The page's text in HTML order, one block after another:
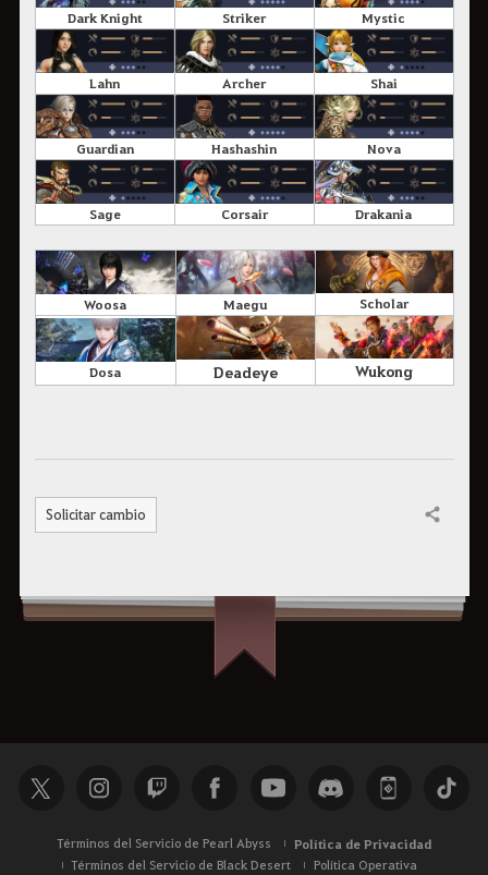
Dark Knight Striker Mystic
Lahn Archer Shai
Guardian Hashashin Nova
Sage Corsair Drakania
Woosa Maegu Scholar
Dosa Deadeye Wukong
Solicitar cambio Compartir
Términos del Servicio de Pearl Abyss Política de Privacidad
Términos del Servicio de Black Desert
Política Operativa